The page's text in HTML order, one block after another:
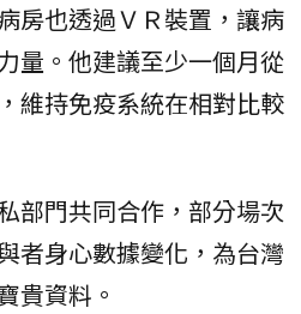
房也透過ＶＲ裝置，讓病
量。他建議至少一個月從
維持免疫系統在相對比較
部門共同合作，部分場次
者身心數據變化，為台灣
貴資料。